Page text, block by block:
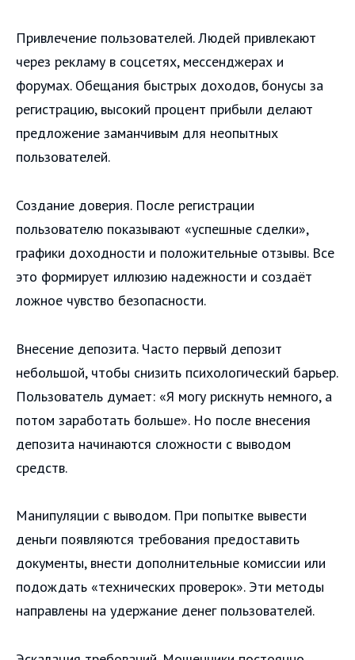
Привлечение пользователей. Людей привлекают
через рекламу в соцсетях, мессенджерах и
форумах. Обещания быстрых доходов, бонусы за
регистрацию, высокий процент прибыли делают
предложение заманчивым для неопытных
пользователей.
Создание доверия. После регистрации
пользователю показывают «успешные сделки»,
графики доходности и положительные отзывы. Все
это формирует иллюзию надежности и создаёт
ложное чувство безопасности.
Внесение депозита. Часто первый депозит
небольшой, чтобы снизить психологический барьер.
Пользователь думает: «Я могу рискнуть немного, а
потом заработать больше». Но после внесения
депозита начинаются сложности с выводом
средств.
Манипуляции с выводом. При попытке вывести
деньги появляются требования предоставить
документы, внести дополнительные комиссии или
подождать «технических проверок». Эти методы
направлены на удержание денег пользователей.